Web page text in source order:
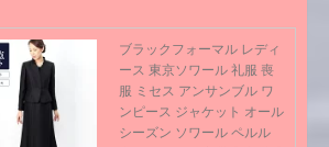
ブラックフォーマル レディ
ース 東京ソワール 礼服 喪
服 ミセス アンサンブル ワ
ンピース ジャケット オール
シーズン ソワール ペルル